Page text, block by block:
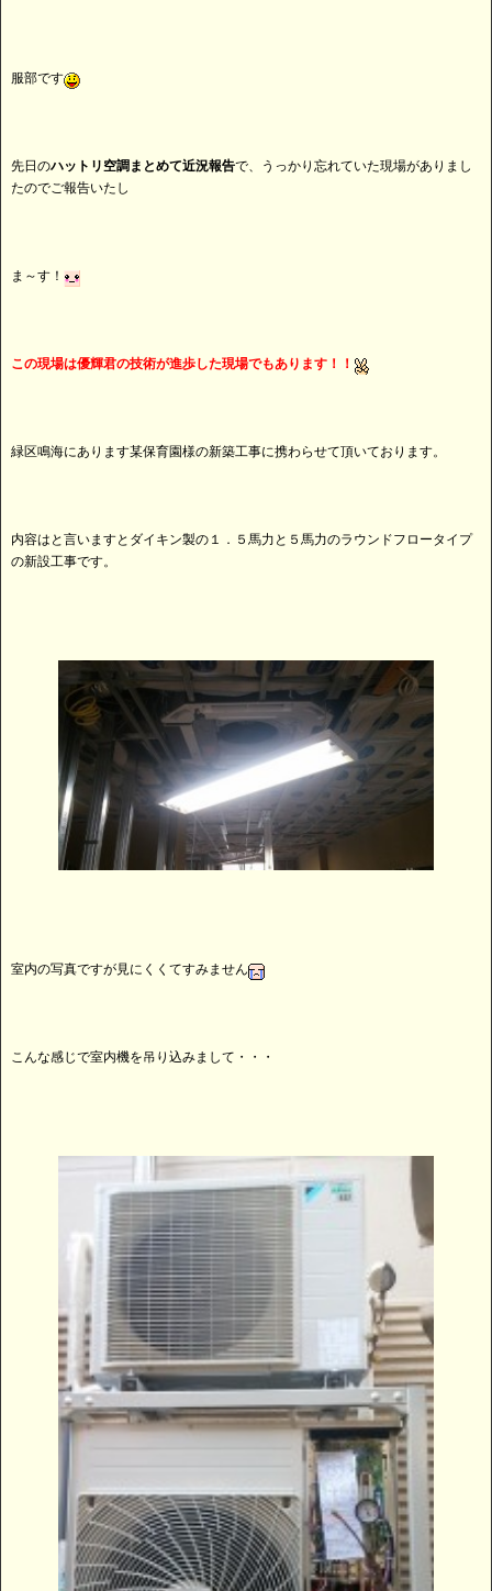
服部です
先日のハットリ空調まとめて近況報告で、うっかり忘れていた現場がありまし
たのでご報告いたし
ま～す！
この現場は優輝君の技術が進歩した現場でもあります！！
緑区鳴海にあります某保育園様の新築工事に携わらせて頂いております。
内容はと言いますとダイキン製の１．５馬力と５馬力のラウンドフロータイプ
の新設工事です。
室内の写真ですが見にくくてすみません
こんな感じで室内機を吊り込みまして・・・